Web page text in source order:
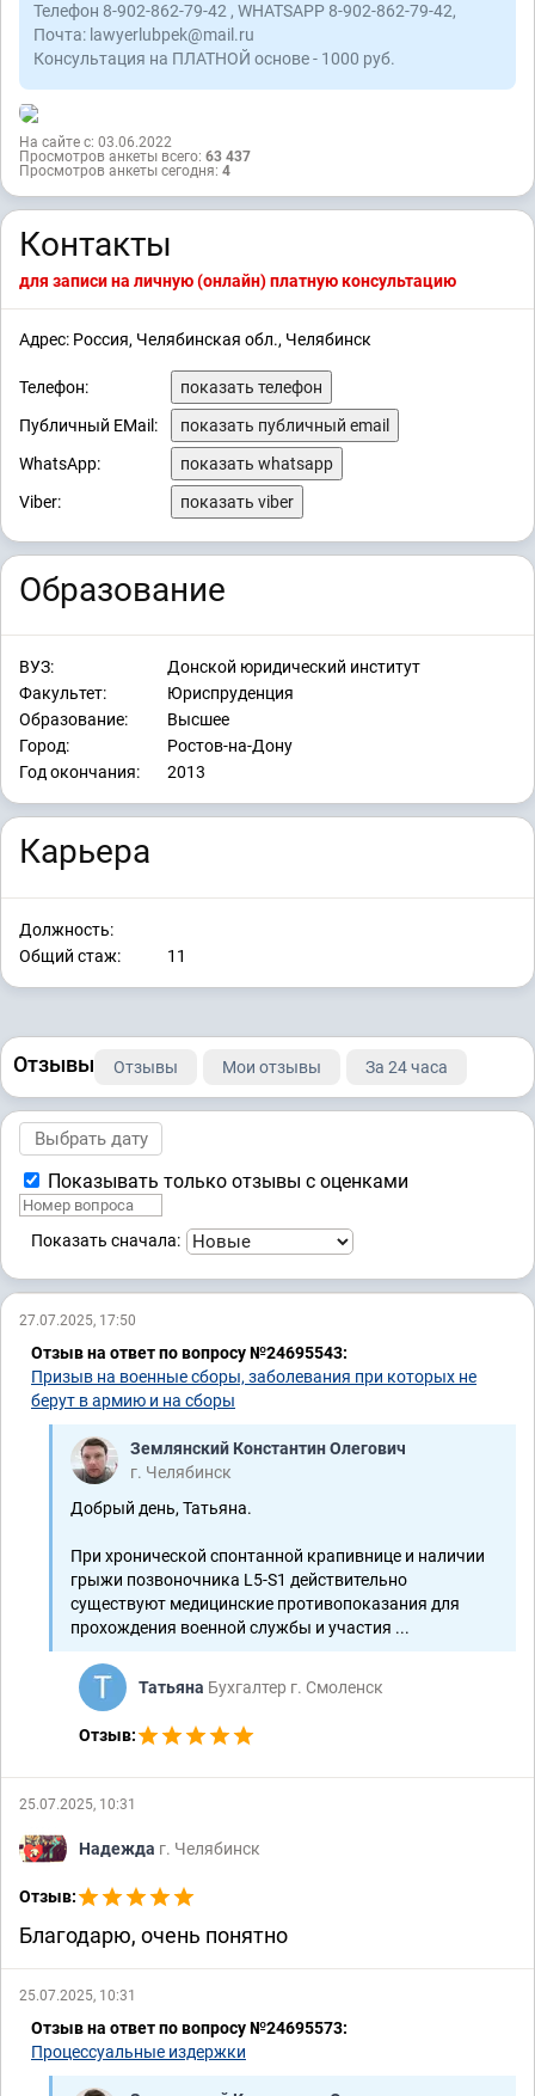
Телефон 8-902-862-79-42 , WHATSAPP 8-902-862-79-42,
Почта: lawyerlubpek@mail.ru
Консультация на ПЛАТНОЙ основе - 1000 руб.
На сайте с: 03.06.2022
Просмотров анкеты всего: 63 437
Просмотров анкеты сегодня: 4
Контакты
для записи на личную (онлайн) платную консультацию
Адрес: Россия, Челябинская обл., Челябинск
Телефон:
показать телефон
Публичный EMail:
показать публичный email
WhatsApp:
показать whatsapp
Viber:
показать viber
Образование
ВУЗ:
Донской юридический институт
Факультет:
Юриспруденция
Образование:
Высшее
Город:
Ростов-на-Дону
Год окончания:
2013
Карьера
Должность:
Общий стаж:
11
Отзывы Отзывы Мои отзывы За 24 часа
Показывать только отзывы с оценками
Показать сначала:
27.07.2025, 17:50
Отзыв на ответ по вопросу №24695543:
Призыв на военные сборы, заболевания при которых не
берут в армию и на сборы
Землянский Константин Олегович
г. Челябинск
Добрый день, Татьяна.
При хронической спонтанной крапивнице и наличии
грыжи позвоночника L5-S1 действительно
существуют медицинские противопоказания для
прохождения военной службы и участия ...
Татьяна Бухгалтер г. Смоленск
Отзыв:
25.07.2025, 10:31
Надежда г. Челябинск
Отзыв:
Благодарю, очень понятно
25.07.2025, 10:31
Отзыв на ответ по вопросу №24695573:
Процессуальные издержки